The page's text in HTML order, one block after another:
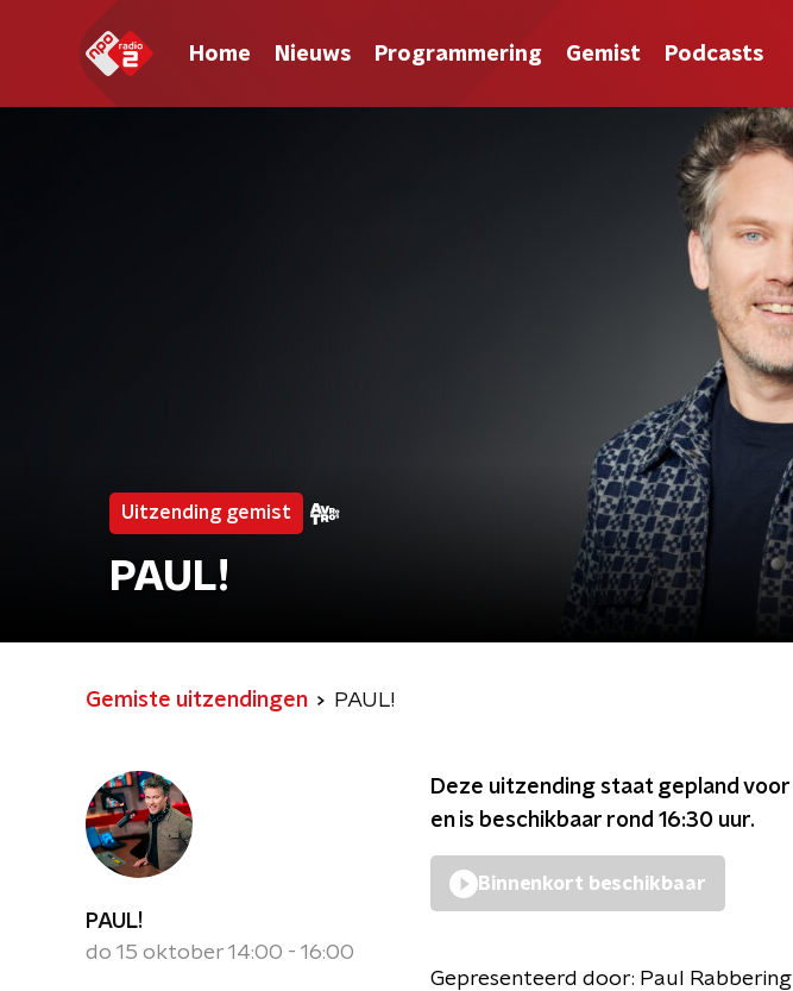
Home Nieuws Programmering Gemist Podcasts
Uitzending gemist
PAUL!
Gemiste uitzendingen PAUL!
PAUL!
do 15 oktober 14:00 - 16:00
Deze uitzending staat gepland voor
en is beschikbaar rond 16:30 uur.
Binnenkort beschikbaar
Gepresenteerd door: Paul Rabbering